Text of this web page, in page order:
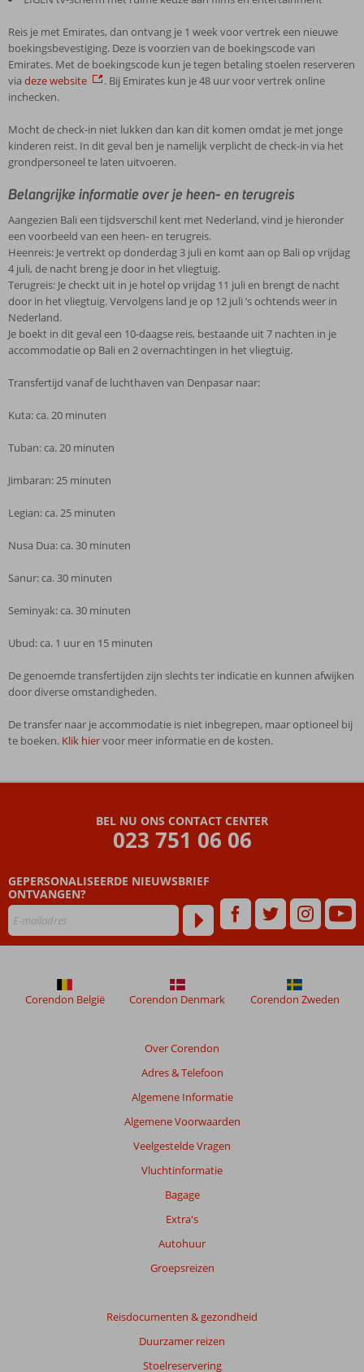
Reis je met Emirates, dan ontvang je 1 week voor vertrek een nieuwe
boekingsbevestiging. Deze is voorzien van de boekingscode van
Emirates. Met de boekingscode kun je tegen betaling stoelen reserveren
via deze website
. Bij Emirates kun je 48 uur voor vertrek online
inchecken.
Mocht de check-in niet lukken dan kan dit komen omdat je met jonge
kinderen reist. In dit geval ben je namelijk verplicht de check-in via het
grondpersoneel te laten uitvoeren.
Belangrijke informatie over je heen- en terugreis
Aangezien Bali een tijdsverschil kent met Nederland, vind je hieronder
een voorbeeld van een heen- en terugreis.
Heenreis: Je vertrekt op donderdag 3 juli en komt aan op Bali op vrijdag
4 juli, de nacht breng je door in het vliegtuig.
Terugreis: Je checkt uit in je hotel op vrijdag 11 juli en brengt de nacht
door in het vliegtuig. Vervolgens land je op 12 juli ’s ochtends weer in
Nederland.
Je boekt in dit geval een 10-daagse reis, bestaande uit 7 nachten in je
accommodatie op Bali en 2 overnachtingen in het vliegtuig.
Transfertijd vanaf de luchthaven van Denpasar naar:
Kuta: ca. 20 minuten
Tuban: ca. 20 minuten
Jimbaran: 25 minuten
Legian: ca. 25 minuten
Nusa Dua: ca. 30 minuten
Sanur: ca. 30 minuten
Seminyak: ca. 30 minuten
Ubud: ca. 1 uur en 15 minuten
De genoemde transfertijden zijn slechts ter indicatie en kunnen afwijken
door diverse omstandigheden.
De transfer naar je accommodatie is niet inbegrepen, maar optioneel bij
te boeken. Klik hiervoor meer informatie en de kosten.
na
hun
verblijf
in
Spa
beoordelingen
BEL NU ONS CONTACT CENTER
023 751 06 06
GEPERSONALISEERDE NIEUWSBRIEF
ONTVANGEN?
Over Corendon
Adres & Telefoon
Algemene Informatie
Algemene Voorwaarden
Veelgestelde Vragen
Vluchtinformatie
Bagage
Extra's
Autohuur
Groepsreizen
Reisdocumenten & gezondheid
Duurzamer reizen
Stoelreservering
Corendon België Corendon Denmark Corendon Zweden